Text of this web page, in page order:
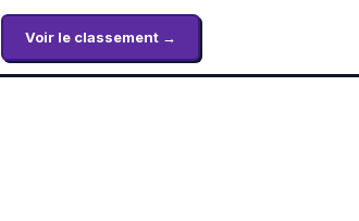
Voir le classement →